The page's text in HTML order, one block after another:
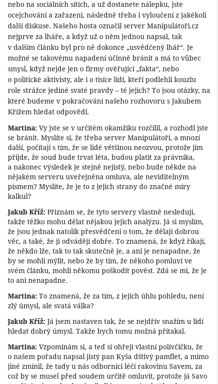
nebo na sociálních sítích, a už dostanete nálepku, jste
ocejchování a zařazeni, následně třeba i vyloučení z jakékoli
další diskuse. Našeho hosta označil server Manipulátoři.cz
nejprve za lháře, a když už o něm jednou napsal, tak
v dalším článku byl pro ně dokonce „usvědčený lhář“. Je
možné se takovému napadení účinně bránit a má to vůbec
smysl, když nejde jen o firmy ověřující „fakta“, nebo
o politické aktivisty, ale i o tisíce lidí, kteří podlehli kouzlu
role strážce jediné svaté pravdy – té jejich? To jsou otázky, na
které budeme v pokračování našeho rozhovoru s Jakubem
Křížem hledat odpovědi.
Martina: Vy jste se v určitém okamžiku rozčílil, a rozhodl jste
se bránit. Myslíte si, že třeba server Manipulátoři, a mnozí
další, počítají s tím, že se lidé většinou neozvou, protože jim
přijde, že soud bude trvat léta, budou platit za právníka,
a nakonec výsledek je stejně nejistý, nebo bude někde na
nějakém serveru uveřejněna omluva, ale neviditelným
písmem? Myslíte, že je to z jejich strany do značné míry
kalkul?
Jakub Kříž: Přiznám se, že tyto servery vlastně nesleduji,
takže těžko mohu dělat nějakou jejich analýzu. Já si myslím,
že jsou jednak natolik přesvědčeni o tom, že dělají dobrou
věc, a také, že ji odvádějí dobře. To znamená, že když říkají,
že někdo lže, tak to tak skutečně je, a ani je nenapadne, že
by se mohli mýlit, nebo že by tím, že někoho pomluví ve
svém článku, mohli někomu poškodit pověst. Zdá se mi, že je
to ani nenapadne.
Martina: To znamená, že za tím, z jejich úhlu pohledu, není
zlý úmysl, ale svatá válka?
Jakub Kříž: Já jsem nastaven tak, že se nejdřív snažím u lidí
hledat dobrý úmysl. Takže bych tomu možná přitakal.
Martina: Vzpomínám si, a teď si ohřeji vlastní polívčičku, že
o našem pořadu napsal jistý pan Kyša dštivý pamflet, a mimo
jiné zmínil, že tady u nás odborníci léčí rakovinu Savem, za
což by se musel před soudem určitě omluvit, protože já Savo